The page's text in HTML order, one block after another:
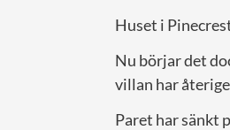
Huset i
Nu börjar det
villan har
Paret har sänkt